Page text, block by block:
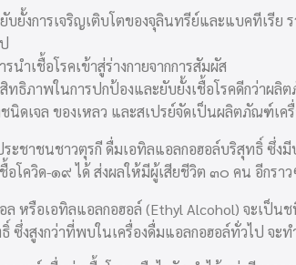
บยั้งการเจริญเติบโตของจุลินทรีย์และแบคทีเรีย
รนำเชื้อโรคเข้าสู่ร่างกายจากการสัมผัส
ทธิภาพในการปกป้องและยับยั้งเชื้อโรคดีกว่าผลิ
นิดเจล ของเหลว และสเปรย์จัดเป็นผลิตภัณฑ์เค
ะชาชนชาวตุรกี ดื่มเอทิลแอลกอฮอล์บริสุทธิ์ ซึ่ง
อโควิด-๑๙ ได้ ส่งผลให้มีผู้เสียชีวิต ๓๐ คน อีกร
ล หรือเอทิลแอลกอฮอล์ (Ethyl Alcohol) จะเป็
ซึ่งสูงกว่าที่พบในเครื่องดื่มแอลกอฮอล์ทั่วไป จ